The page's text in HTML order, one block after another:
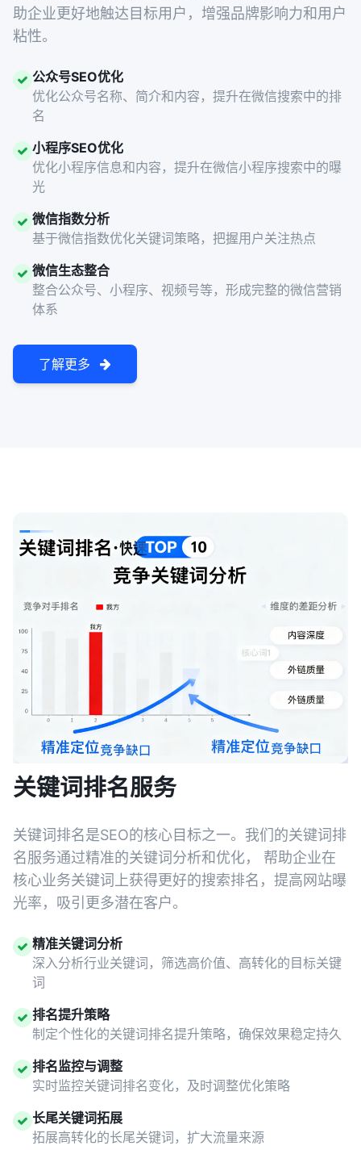
助企业更好地触达目标用户，增强品牌影响力和用户
粘性。
公众号SEO优化
优化公众号名称、简介和内容，提升在微信搜索中的排
名
小程序SEO优化
优化小程序信息和内容，提升在微信小程序搜索中的曝
光
微信指数分析
基于微信指数优化关键词策略，把握用户关注热点
微信生态整合
整合公众号、小程序、视频号等，形成完整的微信营销
体系
了解更多
关键词排名服务
关键词排名是SEO的核心目标之一。我们的关键词排
名服务通过精准的关键词分析和优化， 帮助企业在
核心业务关键词上获得更好的搜索排名，提高网站曝
光率，吸引更多潜在客户。
精准关键词分析
深入分析行业关键词，筛选高价值、高转化的目标关键
词
排名提升策略
制定个性化的关键词排名提升策略，确保效果稳定持久
排名监控与调整
实时监控关键词排名变化，及时调整优化策略
长尾关键词拓展
拓展高转化的长尾关键词，扩大流量来源